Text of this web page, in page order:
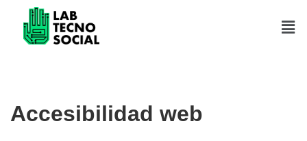
Saltar
Accesibilidad web